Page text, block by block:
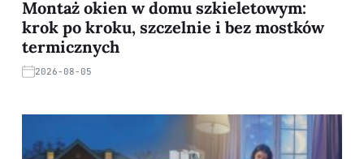
Montaż okien w domu szkieletowym:
krok po kroku, szczelnie i bez mostków
termicznych
2026-08-05